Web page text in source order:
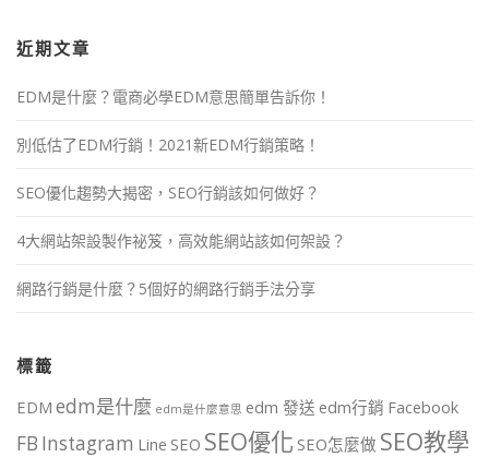
近期文章
EDM是什麼？電商必學EDM意思簡單告訴你！
別低估了EDM行銷！2021新EDM行銷策略！
SEO優化趨勢大揭密，SEO行銷該如何做好？
4大網站架設製作祕笈，高效能網站該如何架設？
網路行銷是什麼？5個好的網路行銷手法分享
標籤
EDM edm是什麼 edm是什麼意思 edm 發送 edm行銷 Facebook
FB Instagram Line SEO SEO優化 SEO怎麼做 SEO教學